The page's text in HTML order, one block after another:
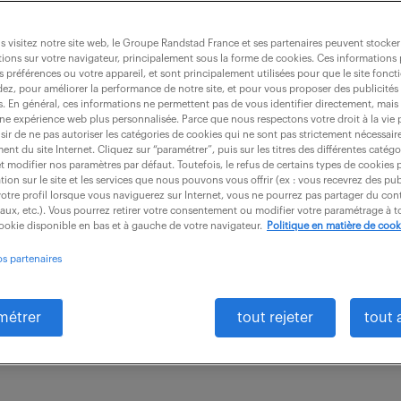
mécatroniques (f/h)
CDI 40 000 - 50 000 € / an
de la direction, vous pilotez la globalité de vos
autour des missions suivantes : Pilotage de
visitez notre site web, le Groupe Randstad France et ses partenaires peuvent
sur votre navigateur, principalement sous la forme de cookies. Ces informations
préférences ou votre appareil, et sont principalement utilisées pour que le site
pour améliorer la performance de notre site, et pour vous proposer des publicités
En général, ces informations ne permettent pas de vous identifier directement,
expérience web plus personnalisée. Parce que nous respectons votre droit à la vie
de ne pas autoriser les catégories de cookies qui ne sont pas strictement
du site Internet. Cliquez sur “paramétrer”, puis sur les titres des différentes
modifier nos paramètres par défaut. Toutefois, le refus de certains types de cookies
sur le site et les services que nous pouvons vous offrir (ex : vous recevrez des
profil lorsque vous naviguerez sur Internet, vous ne pourrez pas partager du
etc.). Vous pourrez retirer votre consentement ou modifier votre paramétrage à
disponible en bas et à gauche de votre navigateur.
Politique en matière de
partenaires
tout rejeter tout